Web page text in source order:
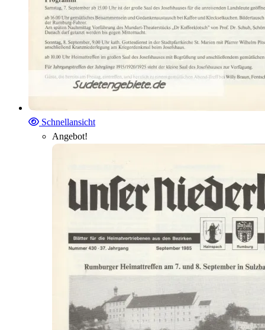
Schnellansicht
Angebot!